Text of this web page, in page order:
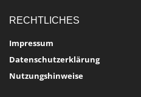
RECHTLICHES
Impressum
Datenschutzerklärung
Nutzungshinweise